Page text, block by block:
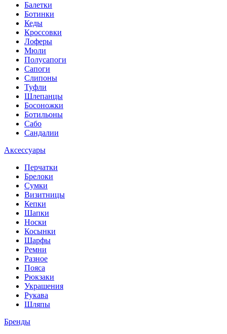
Балетки
Ботинки
Кеды
Кроссовки
Лоферы
Мюли
Полусапоги
Сапоги
Слипоны
Туфли
Шлепанцы
Босоножки
Ботильоны
Сабо
Сандалии
Аксессуары
Перчатки
Брелоки
Сумки
Визитницы
Кепки
Шапки
Носки
Косынки
Шарфы
Ремни
Разное
Пояса
Рюкзаки
Украшения
Рукава
Шляпы
Бренды